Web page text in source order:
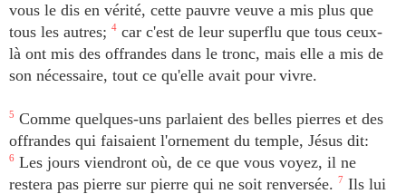
vous le dis en vérité, cette pauvre veuve a mis plus que
tous les autres; 4 car c'est de leur superflu que tous ceux-
là ont mis des offrandes dans le tronc, mais elle a mis de
son nécessaire, tout ce qu'elle avait pour vivre.
5 Comme quelques-uns parlaient des belles pierres et des
offrandes qui faisaient l'ornement du temple, Jésus dit:
6 Les jours viendront où, de ce que vous voyez, il ne
restera pas pierre sur pierre qui ne soit renversée. 7 Ils lui